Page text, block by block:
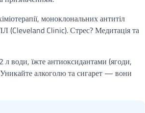
моноклональних антитіл
(Cleveland Clinic). Стрес? Медитація та
води, їжте антиоксидантами (ягоди,
Уникайте алкоголю та сигарет — вони